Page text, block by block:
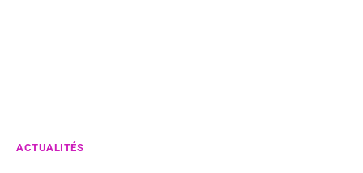
ACTUALITÉS